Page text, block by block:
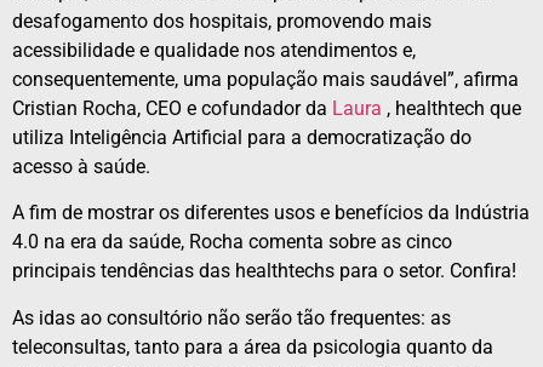
desafogamento dos hospitais, promovendo mais
acessibilidade e qualidade nos atendimentos e,
consequentemente, uma população mais saudável”, afirma
Cristian Rocha, CEO e cofundador da Laura , healthtech que
utiliza Inteligência Artificial para a democratização do
acesso à saúde.
A fim de mostrar os diferentes usos e benefícios da Indústria
4.0 na era da saúde, Rocha comenta sobre as cinco
principais tendências das healthtechs para o setor. Confira!
As idas ao consultório não serão tão frequentes: as
teleconsultas, tanto para a área da psicologia quanto da